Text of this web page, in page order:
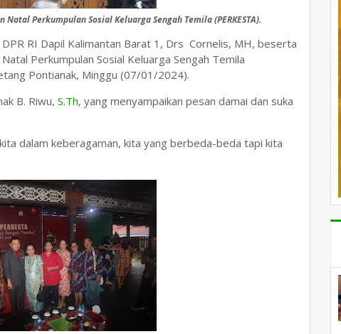
Perkumpulan Sosial Keluarga Sengah Temila (PERKESTA).
RI Dapil Kalimantan Barat 1, Drs Cornelis, MH, beserta
Perkumpulan Sosial Keluarga Sengah Temila
Pontianak, Minggu (07/01/2024).
B. Riwu, S.Th, yang menyampaikan pesan damai dan suka
dalam keberagaman, kita yang berbeda-beda tapi kita